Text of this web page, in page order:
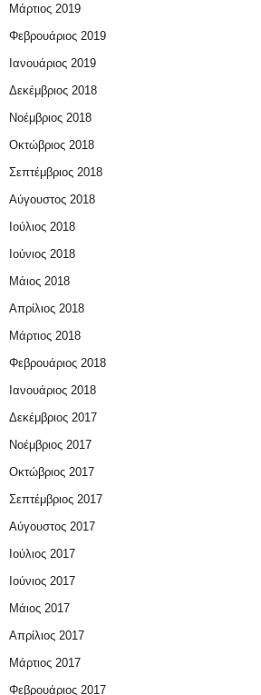
Μάρτιος 2019
Φεβρουάριος 2019
Ιανουάριος 2019
Δεκέμβριος 2018
Νοέμβριος 2018
Οκτώβριος 2018
Σεπτέμβριος 2018
Αύγουστος 2018
Ιούλιος 2018
Ιούνιος 2018
Μάιος 2018
Απρίλιος 2018
Μάρτιος 2018
Φεβρουάριος 2018
Ιανουάριος 2018
Δεκέμβριος 2017
Νοέμβριος 2017
Οκτώβριος 2017
Σεπτέμβριος 2017
Αύγουστος 2017
Ιούλιος 2017
Ιούνιος 2017
Μάιος 2017
Απρίλιος 2017
Μάρτιος 2017
Φεβρουάριος 2017